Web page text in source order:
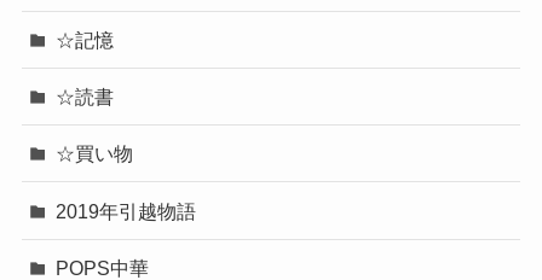
☆記憶
☆読書
☆買い物
2019年引越物語
POPS中華